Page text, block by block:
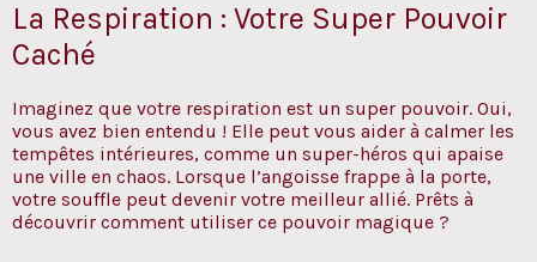
La Respiration : Votre Super Pouvoir
Caché
Imaginez que votre respiration est un super pouvoir. Oui,
vous avez bien entendu ! Elle peut vous aider à calmer les
tempêtes intérieures, comme un super-héros qui apaise
une ville en chaos. Lorsque l’angoisse frappe à la porte,
votre souffle peut devenir votre meilleur allié. Prêts à
découvrir comment utiliser ce pouvoir magique ?